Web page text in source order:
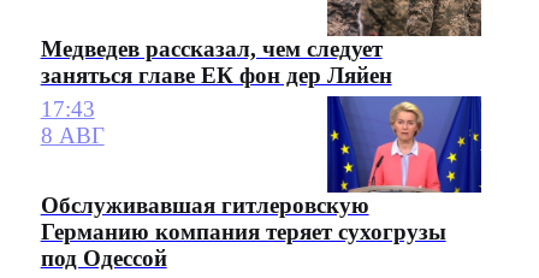
Медведев рассказал, чем следует
заняться главе ЕК фон дер Ляйен
17:43
8 АВГ
Обслуживавшая гитлеровскую
Германию компания теряет сухогрузы
под Одессой